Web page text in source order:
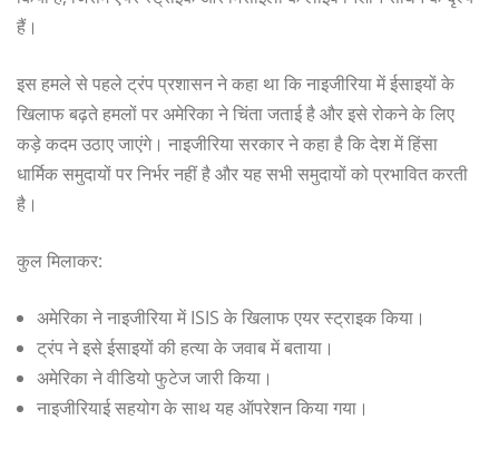
हैं।
इस हमले से पहले ट्रंप प्रशासन ने कहा था कि नाइजीरिया में ईसाइयों के
खिलाफ बढ़ते हमलों पर अमेरिका ने चिंता जताई है और इसे रोकने के लिए
कड़े कदम उठाए जाएंगे। नाइजीरिया सरकार ने कहा है कि देश में हिंसा
धार्मिक समुदायों पर निर्भर नहीं है और यह सभी समुदायों को प्रभावित करती
है।
कुल मिलाकर:
अमेरिका ने नाइजीरिया में ISIS के खिलाफ एयर स्ट्राइक किया।
ट्रंप ने इसे ईसाइयों की हत्या के जवाब में बताया।
अमेरिका ने वीडियो फुटेज जारी किया।
नाइजीरियाई सहयोग के साथ यह ऑपरेशन किया गया।